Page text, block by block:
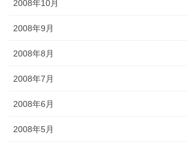
2008年10月
2008年9月
2008年8月
2008年7月
2008年6月
2008年5月